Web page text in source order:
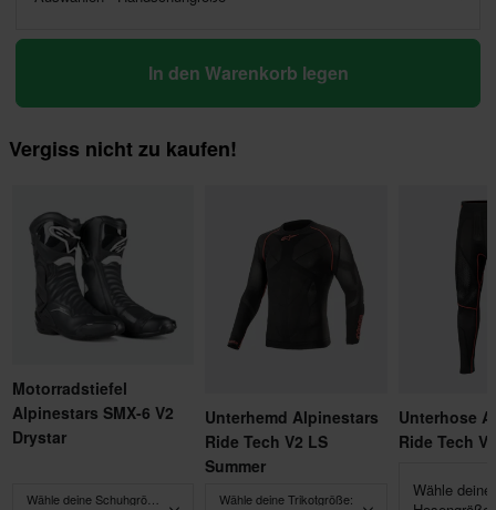
In den Warenkorb legen
Vergiss nicht zu kaufen!
Motorradstiefel
Alpinestars SMX-6 V2
Drystar
Unterhemd Alpinestars
Ride Tech V2 LS
Summer
Wähle deine Trikotgröße:
Unterhose
Ride Tech
Wähle deine